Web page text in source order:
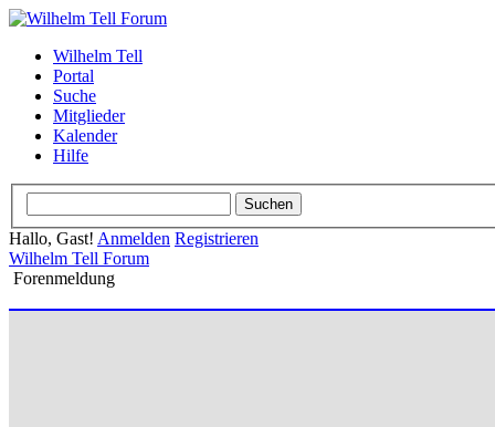
Wilhelm Tell
Portal
Suche
Mitglieder
Kalender
Hilfe
Hallo, Gast! Anmelden Registrieren
Wilhelm Tell Forum
Forenmeldung